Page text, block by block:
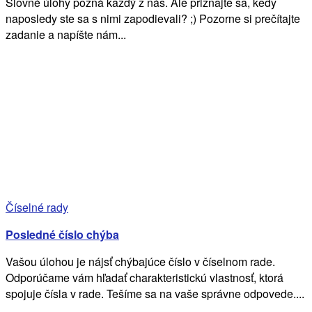
naposledy ste sa s nimi zapodievali? ;) Pozorne si prečítajte
zadanie a napíšte nám...
Číselné rady
Posledné číslo chýba
Vašou úlohou je nájsť chýbajúce číslo v číselnom rade.
Odporúčame vám hľadať charakteristickú vlastnosť, ktorá
spojuje čísla v rade. Tešíme sa na vaše správne odpovede....